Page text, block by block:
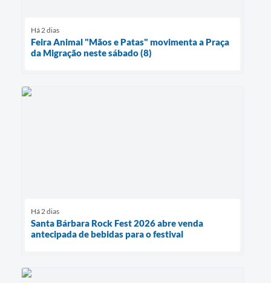
Há 2 dias
Feira Animal "Mãos e Patas" movimenta a Praça
da Migração neste sábado (8)
Há 2 dias
Santa Bárbara Rock Fest 2026 abre venda
antecipada de bebidas para o festival